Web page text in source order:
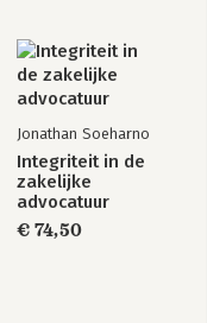
Jonathan Soeharno
Integriteit in de
zakelijke
advocatuur
€ 74,50